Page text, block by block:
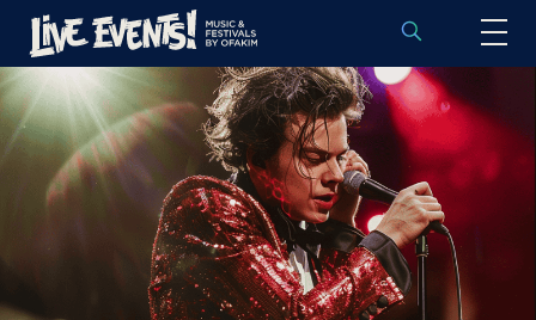
לוח הופעות באירופה
הופעות לפי אמנים
יעדים
פסטיבלים
חבילות נבחרות